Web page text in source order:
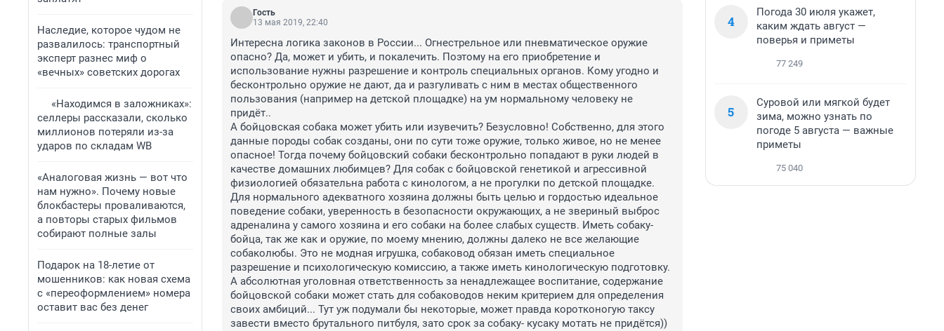
Наследие, которое чудом не
развалилось: транспортный
эксперт разнес миф о
«вечных» советских дорогах
«Находимся в заложниках»:
селлеры рассказали, сколько
миллионов потеряли из-за
ударов по складам WB
«Аналоговая жизнь — вот что
нам нужно». Почему новые
блокбастеры проваливаются,
а повторы старых фильмов
собирают полные залы
Подарок на 18-летие от
мошенников: как новая схема
с «переоформлением» номера
оставит вас без денег
Гость
13 мая 2019, 22:40
Интересна логика законов в России... Огнестрельное или пневматическое оружие
опасно? Да, может и убить, и покалечить. Поэтому на его приобретение и
использование нужны разрешение и контроль специальных органов. Кому угодно и
бесконтрольно оружие не дают, да и разгуливать с ним в местах общественного
пользования (например на детской площадке) на ум нормальному человеку не
придёт..
А бойцовская собака может убить или изувечить? Безусловно! Собственно, для этого
данные породы собак созданы, они по сути тоже оружие, только живое, но не менее
опасное! Тогда почему бойцовский собаки бесконтрольно попадают в руки людей в
качестве домашних любимцев? Для собак с бойцовской генетикой и агрессивной
физиологией обязательна работа с кинологом, а не прогулки по детской площадке.
Для нормального адекватного хозяина должны быть целью и гордостью идеальное
поведение собаки, уверенность в безопасности окружающих, а не звериный выброс
адреналина у самого хозяина и его собаки на более слабых существ. Иметь собаку-
бойца, так же как и оружие, по моему мнению, должны далеко не все желающие
собаколюбы. Это не модная игрушка, собаковод обязан иметь специальное
разрешение и психологическую комиссию, а также иметь кинологическую подготовку.
А абсолютная уголовная ответственность за ненадлежащее воспитание, содержание
бойцовской собаки может стать для собаководов неким критерием для определения
своих амбиций... Тут уж подумали бы некоторые, может правда коротконогую таксу
завести вместо брутального питбуля, зато срок за собаку- кусаку мотать не придётся))
4
Погода 30 июля укажет,
каким ждать август —
поверья и приметы
77 249
5
Суровой или мягкой будет
зима, можно узнать по
погоде 5 августа — важные
приметы
75 040